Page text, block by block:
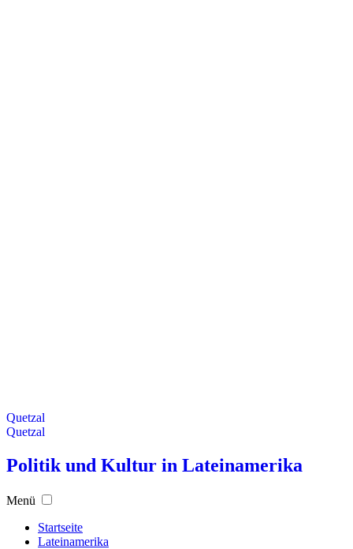
Quetzal
Quetzal
Politik und Kultur in Lateinamerika
Menü
Startseite
Lateinamerika